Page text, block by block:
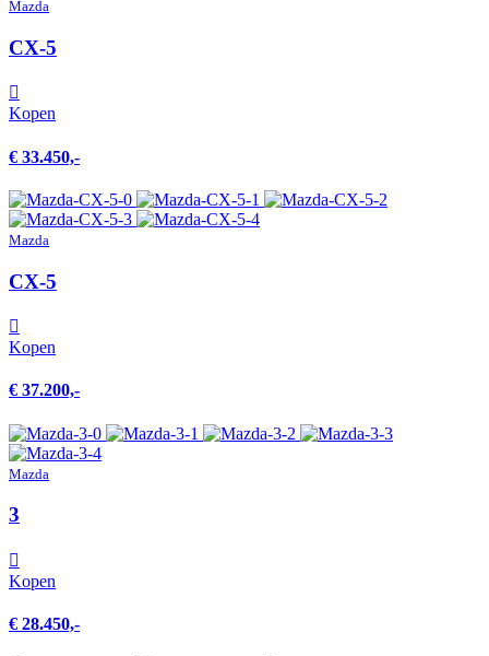
Mazda
CX-5
Kopen
€ 33.450,-
Mazda
CX-5
Kopen
€ 37.200,-
Mazda
3
Kopen
€ 28.450,-